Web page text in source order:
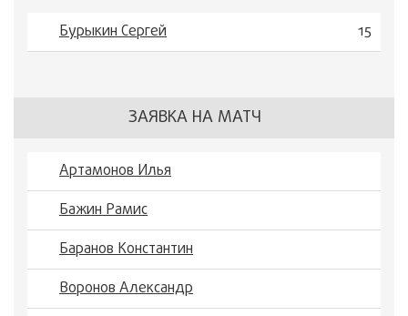
Бурыкин Сергей 15
ЗАЯВКА НА МАТЧ
Артамонов Илья
Бажин Рамис
Баранов Константин
Воронов Александр